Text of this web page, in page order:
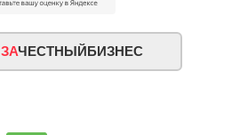
ЗАЧЕСТНЫЙБИЗНЕС